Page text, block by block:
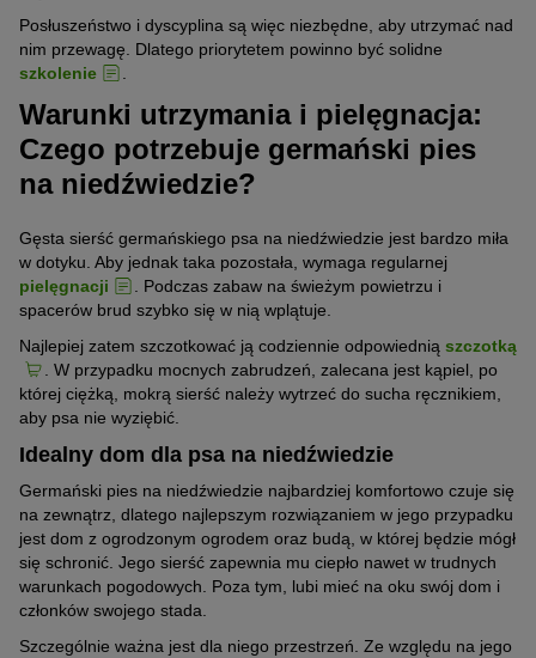
Posłuszeństwo i dyscyplina są więc niezbędne, aby utrzymać nad
nim przewagę. Dlatego priorytetem powinno być solidne
szkolenie
Warunki utrzymania i pielęgnacja:
Czego potrzebuje germański pies
na niedźwiedzie?
Gęsta sierść germańskiego psa na niedźwiedzie jest bardzo miła
w dotyku. Aby jednak taka pozostała, wymaga regularnej
pielęgnacji
. Podczas zabaw na świeżym powietrzu i
spacerów brud szybko się w nią wplątuje.
Najlepiej zatem szczotkować ją codziennie odpowiednią szczotką
. W przypadku mocnych zabrudzeń, zalecana jest kąpiel, po
której ciężką, mokrą sierść należy wytrzeć do sucha ręcznikiem,
aby psa nie wyziębić.
Idealny dom dla psa na niedźwiedzie
Germański pies na niedźwiedzie najbardziej komfortowo czuje się
na zewnątrz, dlatego najlepszym rozwiązaniem w jego przypadku
jest dom z ogrodzonym ogrodem oraz budą, w której będzie mógł
się schronić. Jego sierść zapewnia mu ciepło nawet w trudnych
warunkach pogodowych. Poza tym, lubi mieć na oku swój dom i
członków swojego stada.
Szczególnie ważna jest dla niego przestrzeń. Ze względu na jego